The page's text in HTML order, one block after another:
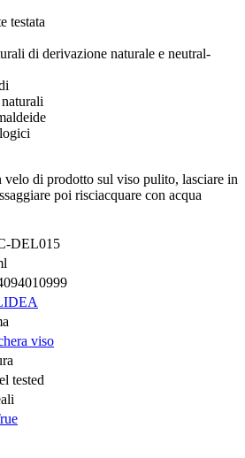
testata
di derivazione naturale e neutral-
velo di prodotto sul viso pulito, lasciare in
poi risciacquare con acqua
DEL015
viso
tested